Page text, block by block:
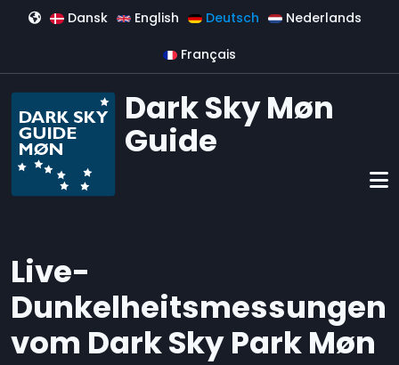
Direkt zum Inhalt
Dansk English Deutsch Nederlands
Français
Dark Sky Møn
Guide
Live-
Dunkelheitsmessungen
vom Dark Sky Park Møn